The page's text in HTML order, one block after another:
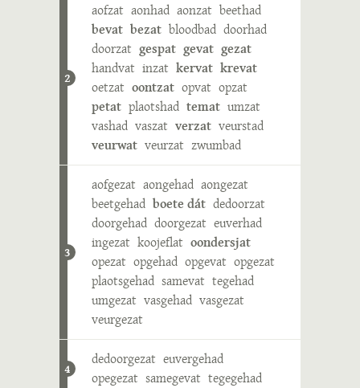
2
aofzat aonhad aonzat beethad
bevat bezat bloodbad doorhad
doorzat gespat gevat gezat
handvat inzat kervat krevat
oetzat oontzat opvat opzat
petat plaotshad temat umzat
vashad vaszat verzat veurstad
veurwat veurzat zwumbad
3
aofgezat aongehad aongezat
beetgehad boete dát dedoorzat
doorgehad doorgezat euverhad
ingezat koojeflat oondersjat
opezat opgehad opgevat opgezat
plaotsgehad samevat tegehad
umgezat vasgehad vasgezat
veurgezat
4
dedoorgezat euvergehad
opegezat samegevat tegegehad